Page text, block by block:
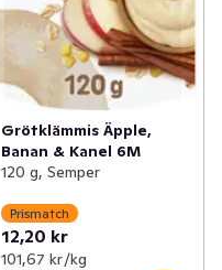
Grötklämmis Äpple,
Banan & Kanel 6M
120 g, Semper
Prismatch
12,20 kr
101,67 kr /kg